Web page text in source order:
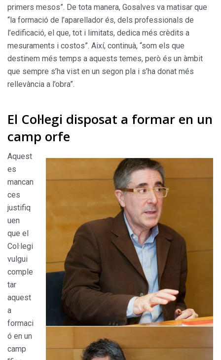
primers mesos”. De tota manera, Gosalves va matisar que
“la formació de l’aparellador és, dels professionals de
l’edificació, el que, tot i limitats, dedica més crèdits a
mesuraments i costos”. Així, continuà, “som els que
destinem més temps a aquests temes, però és un àmbit
que sempre s’ha vist en un segon pla i s’ha donat més
rellevància a l’obra”.
El Col·legi disposat a formar en un
camp orfe
Aquest
es
mancan
ces
justifiq
uen
que el
Col·legi
vulgui
comple
tar
aquest
a
formaci
ó en un
camp